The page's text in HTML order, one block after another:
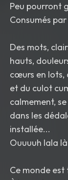
Peu pourront
Consumés
Des mots,
hauts,
cœurs en lots,
et du culot
calmement,
dans les
installée...
Ouuuuh lala
Ce monde